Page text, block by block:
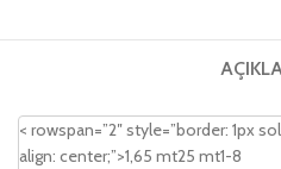
< rowspan=”2″ style=”border: 1px
align: center;”>1,65 mt25 mt1-8